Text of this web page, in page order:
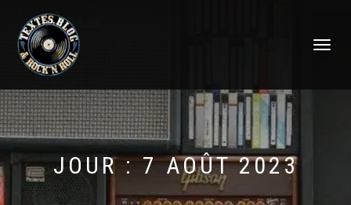
DÉPLIER
JOUR :7 AOÛT 2023